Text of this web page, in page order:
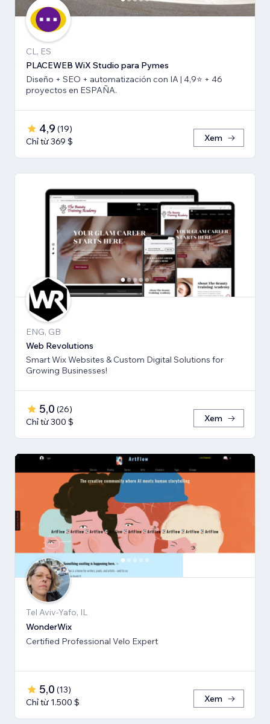
CL, ES
PLACEWEB WiX Studio para Pymes
Diseño + SEO + automatización con IA | 4,9⭐️ + 46
proyectos en ESPAÑA.
4,9 (19)
Chỉ từ 369 $
Xem
ENG, GB
Web Revolutions
Smart Wix Websites & Custom Digital Solutions for
Growing Businesses!
5,0 (26)
Chỉ từ 300 $
Xem
Tel Aviv-Yafo, IL
WonderWix
Certified Professional Velo Expert
5,0 (13)
Chỉ từ 1.500 $
Xem